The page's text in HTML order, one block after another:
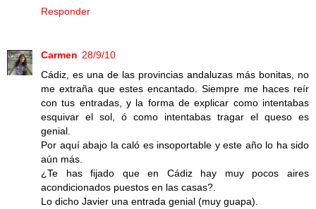
Responder
Carmen 28/9/10
Cádiz, es una de las provincias andaluzas más bonitas, no
me extraña que estes encantado. Siempre me haces reír
con tus entradas, y la forma de explicar como intentabas
esquivar el sol, ó como intentabas tragar el queso es
genial.
Por aquí abajo la caló es insoportable y este año lo ha sido
aún más.
¿Te has fijado que en Cádiz hay muy pocos aires
acondicionados puestos en las casas?.
Lo dicho Javier una entrada genial (muy guapa).